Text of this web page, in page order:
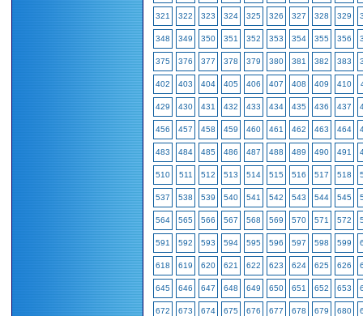
321 322 323 324 325 326 327 328 329
348 349 350 351 352 353 354 355 356
375 376 377 378 379 380 381 382 383
402 403 404 405 406 407 408 409 410
429 430 431 432 433 434 435 436 437
456 457 458 459 460 461 462 463 464
483 484 485 486 487 488 489 490 491
510 511 512 513 514 515 516 517 518
537 538 539 540 541 542 543 544 545
564 565 566 567 568 569 570 571 572
591 592 593 594 595 596 597 598 599
618 619 620 621 622 623 624 625 626
645 646 647 648 649 650 651 652 653
672 673 674 675 676 677 678 679 680